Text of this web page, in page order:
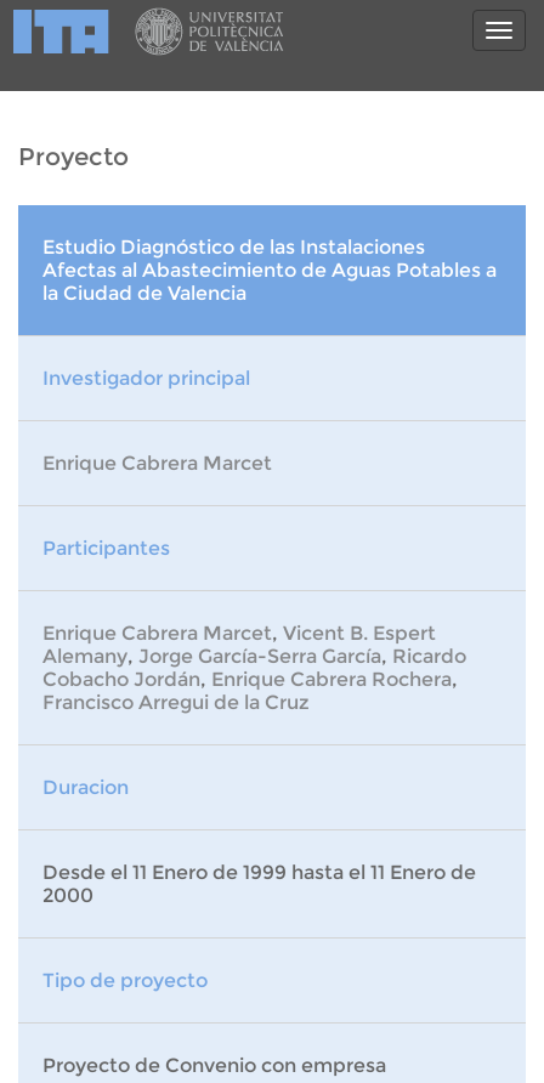
Proyecto
Estudio Diagnóstico de las Instalaciones
Afectas al Abastecimiento de Aguas Potables a
la Ciudad de Valencia
Investigador principal
Enrique Cabrera Marcet
Participantes
Enrique Cabrera Marcet, Vicent B. Espert
Alemany, Jorge García-Serra García, Ricardo
Cobacho Jordán, Enrique Cabrera Rochera,
Francisco Arregui de la Cruz
Duracion
Desde el 11 Enero de 1999 hasta el 11 Enero de
2000
Tipo de proyecto
Proyecto de Convenio con empresa